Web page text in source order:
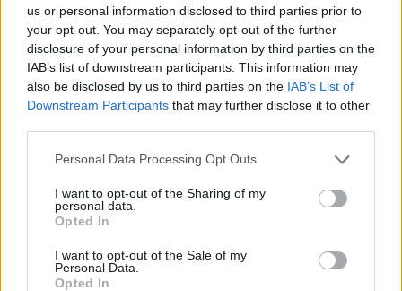
us or personal information disclosed to third parties prior to
your opt-out. You may separately opt-out of the further
disclosure of your personal information by third parties on the
IAB’s list of downstream participants. This information may
also be disclosed by us to third parties on the IAB’s List of
Downstream Participants that may further disclose it to other
Personal Data Processing Opt Outs
I want to opt-out of the Sharing of my
personal data.
Opted In
I want to opt-out of the Sale of my
Personal Data.
Opted In
Mint arról korábban beszámoltunk, január végén
eredményesen zárult az NMHH által 2011. augusztus 4-én
meghirdetett frekvenciaárverés. Négy szolgáltató - a
Magyar Posta vezette konzorcium, a Magyar Telekom, a
Telenor és a Vodafone - szerzett frekvenciahasználati
KEDVES OLVASÓNK!
A keresett cikk a portfolio.hu hírarchívumához
tartozik, melynek olvasása előfizetéses
regisztrációhoz kötött.